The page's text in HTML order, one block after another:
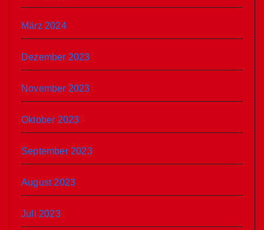
März 2024
Dezember 2023
November 2023
Oktober 2023
September 2023
August 2023
Juli 2023